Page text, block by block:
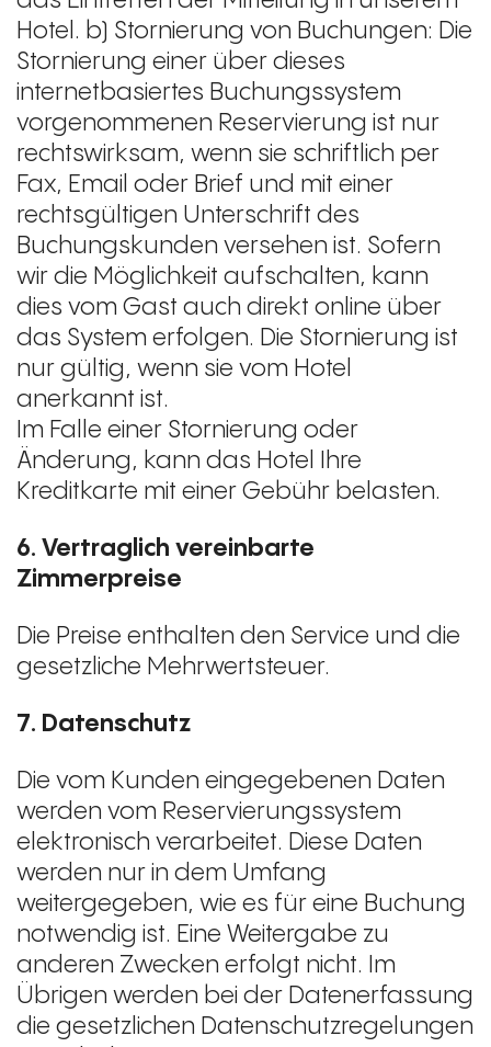
Hotel. b) Stornierung von Buchungen: Die
Stornierung einer über dieses
internetbasiertes Buchungssystem
vorgenommenen Reservierung ist nur
rechtswirksam, wenn sie schriftlich per
Fax, Email oder Brief und mit einer
rechtsgültigen Unterschrift des
Buchungskunden versehen ist. Sofern
wir die Möglichkeit aufschalten, kann
dies vom Gast auch direkt online über
das System erfolgen. Die Stornierung ist
nur gültig, wenn sie vom Hotel
anerkannt ist.
Im Falle einer Stornierung oder
Änderung, kann das Hotel Ihre
Kreditkarte mit einer Gebühr belasten.
6. Vertraglich vereinbarte
Zimmerpreise
Die Preise enthalten den Service und die
gesetzliche Mehrwertsteuer.
7. Datenschutz
Die vom Kunden eingegebenen Daten
werden vom Reservierungssystem
elektronisch verarbeitet. Diese Daten
werden nur in dem Umfang
weitergegeben, wie es für eine Buchung
notwendig ist. Eine Weitergabe zu
anderen Zwecken erfolgt nicht. Im
Übrigen werden bei der Datenerfassung
die gesetzlichen Datenschutzregelungen